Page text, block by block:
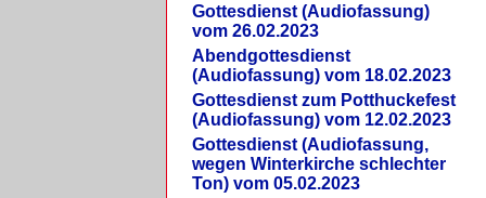
Gottesdienst (Audiofassung)
vom 26.02.2023
Abendgottesdienst
(Audiofassung) vom 18.02.2023
Gottesdienst zum Potthuckefest
(Audiofassung) vom 12.02.2023
Gottesdienst (Audiofassung,
wegen Winterkirche schlechter
Ton) vom 05.02.2023